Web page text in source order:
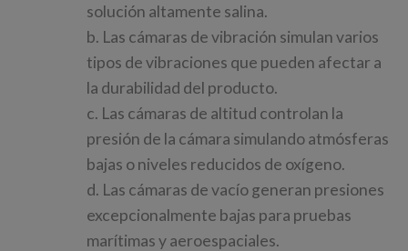
solución altamente salina.
b. Las cámaras de vibración simulan varios
tipos de vibraciones que pueden afectar a
la durabilidad del producto.
c. Las cámaras de altitud controlan la
presión de la cámara simulando atmósferas
bajas o niveles reducidos de oxígeno.
d. Las cámaras de vacío generan presiones
excepcionalmente bajas para pruebas
marítimas y aeroespaciales.